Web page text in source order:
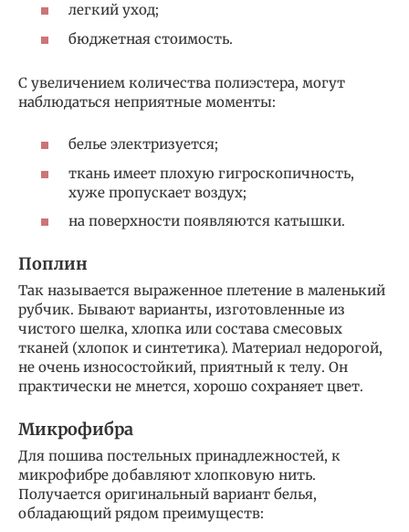
легкий уход;
бюджетная стоимость.
С увеличением количества полиэстера, могут
наблюдаться неприятные моменты:
белье электризуется;
ткань имеет плохую гигроскопичность,
хуже пропускает воздух;
на поверхности появляются катышки.
Поплин
Так называется выраженное плетение в маленький
рубчик. Бывают варианты, изготовленные из
чистого шелка, хлопка или состава смесовых
тканей (хлопок и синтетика). Материал недорогой,
не очень износостойкий, приятный к телу. Он
практически не мнется, хорошо сохраняет цвет.
Микрофибра
Для пошива постельных принадлежностей, к
микрофибре добавляют хлопковую нить.
Получается оригинальный вариант белья,
обладающий рядом преимуществ: